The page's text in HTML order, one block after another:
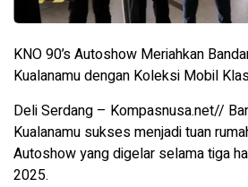
KNO 90’s Autoshow Meriahkan
Kualanamu dengan Koleksi Mobil
Deli Serdang – Kompasnusa.net//
Kualanamu sukses menjadi tuan
Autoshow yang digelar selama tiga
2025.